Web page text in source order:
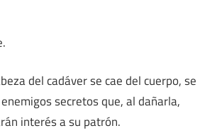
del cadáver se cae del cuerpo, se
secretos que, al dañarla,
interés a su patrón.